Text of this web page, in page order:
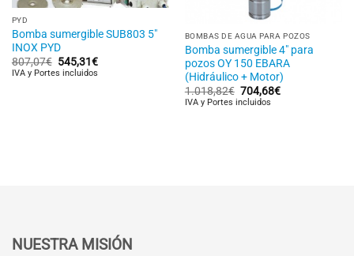
PYD
Bomba sumergible SUB803 5″
INOX PYD
807,07€ El
precio
545,31€El
precio
IVA y Portes incluidos
BOMBAS DE AGUA PARA POZOS
Bomba sumergible 4″ para
pozos OY 150 EBARA
(Hidráulico + Motor)
1.018,82€ El
precio
704,68€El
IVA y Portes incluidos
NUESTRA MISIÓN